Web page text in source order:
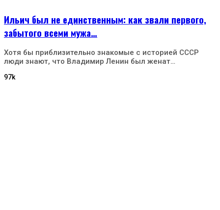
Ильич был не единственным: как звали первого,
забытого всеми мужа…
Хотя бы приблизительно знакомые с историей СССР
люди знают, что Владимир Ленин был женат…
97k